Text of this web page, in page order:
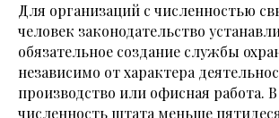
Для организаций с численностью
человек законодательство
обязательное создание службы
независимо от характера
производство или офисная работа. В
численность штата меньше